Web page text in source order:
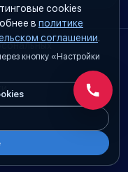
cookies
в политике
соглашении
кнопку «Настройки